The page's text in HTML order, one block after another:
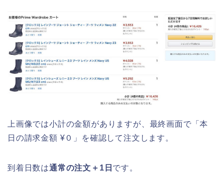
上画像では小計の金額がありますが、最終画面で「本
日の請求金額 ¥０」を確認して注文します。
到着日数は通常の注文＋1日 です。